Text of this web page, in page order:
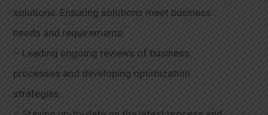
solutions. Ensuring solutions meet business
needs and requirements.
– Leading ongoing reviews of business
processes and developing optimization
strategies.